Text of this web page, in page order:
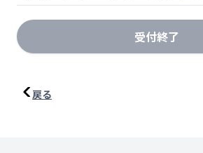
受付終了
戻る